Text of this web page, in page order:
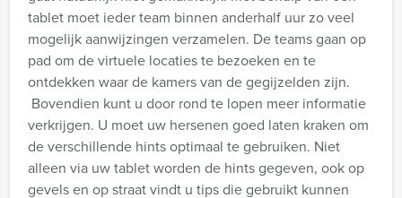
tablet moet ieder team binnen anderhalf uur zo veel
mogelijk aanwijzingen verzamelen. De teams gaan op
pad om de virtuele locaties te bezoeken en te
ontdekken waar de kamers van de gegijzelden zijn.
Bovendien kunt u door rond te lopen meer informatie
verkrijgen. U moet uw hersenen goed laten kraken om
de verschillende hints optimaal te gebruiken. Niet
alleen via uw tablet worden de hints gegeven, ook op
gevels en op straat vindt u tips die gebruikt kunnen